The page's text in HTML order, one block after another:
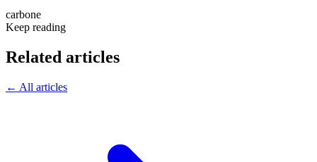
carbone
Keep reading
Related articles
← All articles